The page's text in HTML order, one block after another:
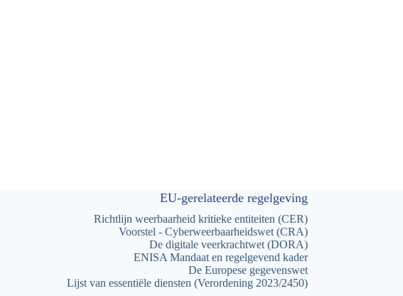
EU-gerelateerde regelgeving
Richtlijn weerbaarheid kritieke entiteiten (CER)
Voorstel - Cyberweerbaarheidswet (CRA)
De digitale veerkrachtwet (DORA)
ENISA Mandaat en regelgevend kader
De Europese gegevenswet
Lijst van essentiële diensten (Verordening 2023/2450)